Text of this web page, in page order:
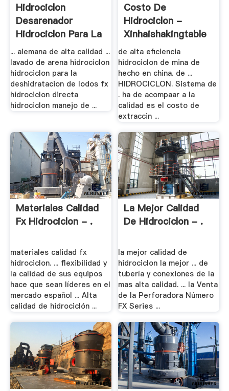
Hidrociclon
Desarenador
Hidrociclon Para La
Venta
... alemana de alta calidad ...
lavado de arena hidrociclon
hidrociclon para la
deshidratacion de lodos fx
hidrociclon directa
hidrociclon manejo de ...
Costo De
Hidrociclon -
Xinhaishakingtable
de alta eficiencia
hidrociclon de mina de
hecho en china. de ...
HIDROCICLON. Sistema de
. ha de acompaar a la
calidad es el costo de
extraccin ...
Materiales Calidad
Fx Hidrociclon - .
materiales calidad fx
hidrociclon. ... flexibilidad y
la calidad de sus equipos
hace que sean líderes en el
mercado español ... Alta
calidad de hidrociclón ...
La Mejor Calidad
De Hidrociclon - .
la mejor calidad de
hidrociclon la mejor ... de
tubería y conexiones de la
mas alta calidad. ... la Venta
de la Perforadora Número
FX Series ...